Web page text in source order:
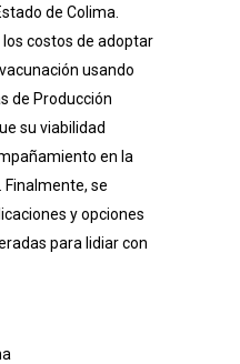
de Colima.
costos de adoptar
usando
de Producción
su viabilidad
en la
Finalmente, se
y opciones
para lidiar con